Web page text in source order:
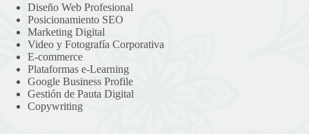
Diseño Web Profesional
Posicionamiento SEO
Marketing Digital
Video y Fotografía Corporativa
E-commerce
Plataformas e-Learning
Google Business Profile
Gestión de Pauta Digital
Copywriting